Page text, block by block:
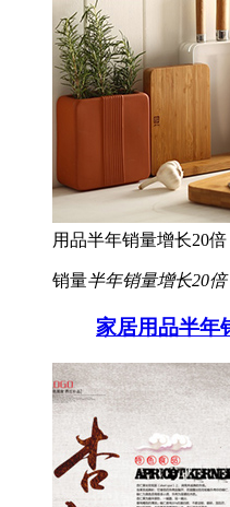
用品半年销量增长20倍
销量半年销量增长20倍
家居用品半年